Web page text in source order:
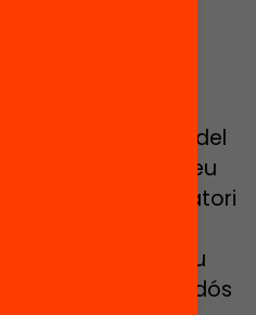
continuen sent
de la iniquitat del
Un de cada deu
estudi postobligatori
i un de cada
en un grau
curs. I en ambdós